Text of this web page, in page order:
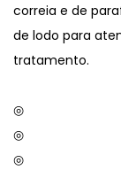
correia e de
de lodo para
tratamento.
◎
◎
◎